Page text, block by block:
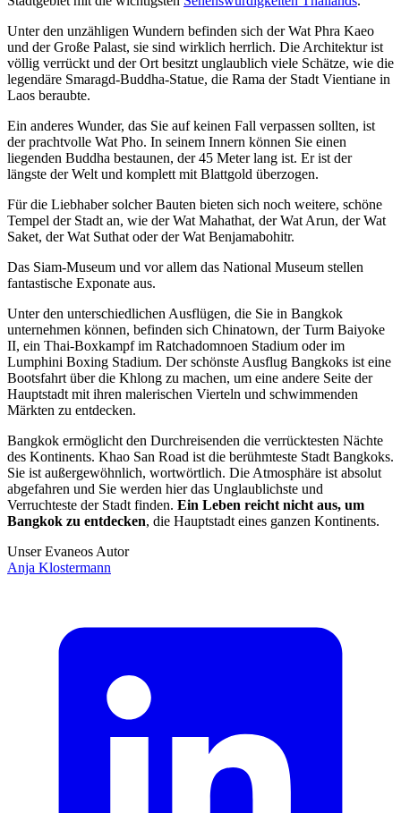
Unter den unzähligen Wundern befinden sich der Wat Phra Kaeo
und der Große Palast, sie sind wirklich herrlich. Die Architektur ist
völlig verrückt und der Ort besitzt unglaublich viele Schätze, wie die
legendäre Smaragd-Buddha-Statue, die Rama der Stadt Vientiane in
Laos beraubte.
Ein anderes Wunder, das Sie auf keinen Fall verpassen sollten, ist
der prachtvolle Wat Pho. In seinem Innern können Sie einen
liegenden Buddha bestaunen, der 45 Meter lang ist. Er ist der
längste der Welt und komplett mit Blattgold überzogen.
Für die Liebhaber solcher Bauten bieten sich noch weitere, schöne
Tempel der Stadt an, wie der Wat Mahathat, der Wat Arun, der Wat
Saket, der Wat Suthat oder der Wat Benjamabohitr.
Das Siam-Museum und vor allem das National Museum stellen
fantastische Exponate aus.
Unter den unterschiedlichen Ausflügen, die Sie in Bangkok
unternehmen können, befinden sich Chinatown, der Turm Baiyoke
II, ein Thai-Boxkampf im Ratchadomnoen Stadium oder im
Lumphini Boxing Stadium. Der schönste Ausflug Bangkoks ist eine
Bootsfahrt über die Khlong zu machen, um eine andere Seite der
Hauptstadt mit ihren malerischen Vierteln und schwimmenden
Märkten zu entdecken.
Bangkok ermöglicht den Durchreisenden die verrücktesten Nächte
des Kontinents. Khao San Road ist die berühmteste Stadt Bangkoks.
Sie ist außergewöhnlich, wortwörtlich. Die Atmosphäre ist absolut
abgefahren und Sie werden hier das Unglaublichste und
Verruchteste der Stadt finden. Ein Leben reicht nicht aus, um
Bangkok zu entdecken, die Hauptstadt eines ganzen Kontinents.
Unser Evaneos Autor
Anja Klostermann